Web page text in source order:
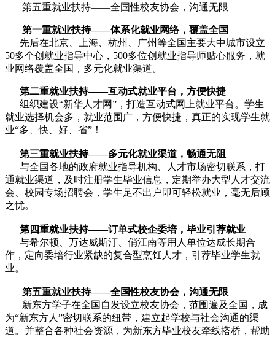
第五重就业扶持——全国性校友协会，沟通无限
第一重就业扶持——体系化就业网络，覆盖全国
先后在北京、上海、杭州、广州等全国主要大中城市设立
50多个创就业指导中心，500多位创就业指导师贴心服务，就
业网络覆盖全国，多元化就业渠道。
第二重就业扶持——互动式就业平台，方便快捷
组织建设“新华人才网”，打造互动式网上就业平台。学生
就业选择机会多，就业范围广，方便快捷，真正的实现学生就
业“多、快、好、省”！
第三重就业扶持——多元化就业渠道，畅通无阻
与全国各地的政府就业指导机构、人才市场密切联系，打
通就业渠道，及时注册学生毕业信息，定期举办大型人才交流
会、校园专场招聘会，学生足不出户即可轻松就业，毫无后顾
之忧。
第四重就业扶持——订单式校企委培，毕业引荐就业
与希尔顿、万达威斯汀、俏江南等用人单位达成长期合
作，定向委培行业紧缺的复合型烹饪人才，引荐毕业学生就
业。
第五重就业扶持——全国性校友协会，沟通无限
新东方学子在全国自发设立校友协会，范围遍及全国，成
为“新东方人”密切联系的纽带，建立起学校与社会沟通的渠
道。并整合各种社会资源，为新东方毕业校友牵线搭桥，帮助